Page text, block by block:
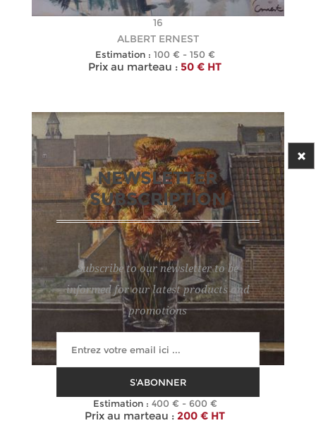
16
ALBERT ERNEST
Estimation : 100 € - 150 €
Prix au marteau : 50 € HT
51
ALBERT JOS
Estimation : 400 € - 600 €
Prix au marteau : 200 € HT
NEWSLETTER
SUBSCRIPTION
Subscribe to our newsletter to be
informed for our latest products and
promotions
S'ABONNER